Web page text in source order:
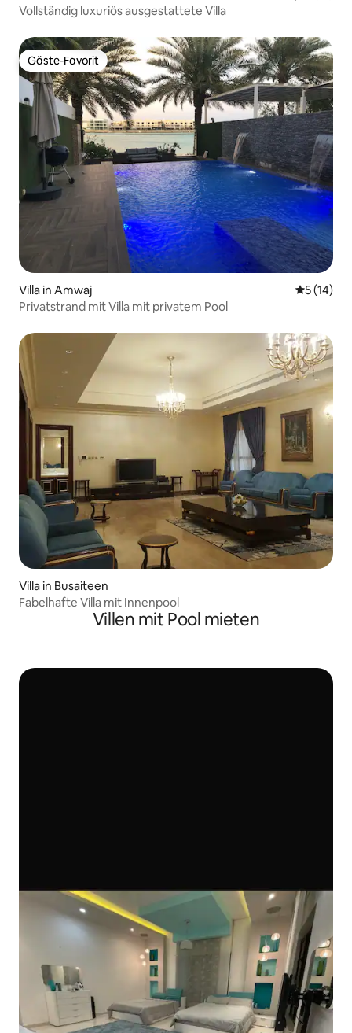
Vollständig luxuriös ausgestattete Villa
Gäste-Favorit
Gäste-Favorit
Villa in Amwaj
5 (14)
Privatstrand mit Villa mit privatem Pool
Villa in Busaiteen
Fabelhafte Villa mit Innenpool
Villen mit Pool mieten